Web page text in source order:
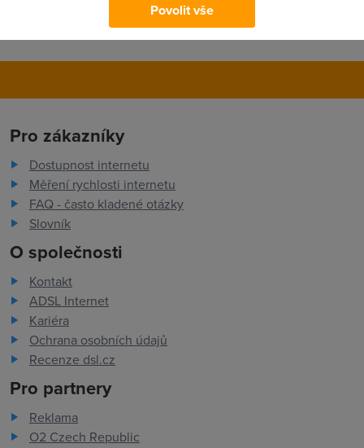
klienti 3G na nových sítích, samozřejmě to klesne.
Pro zákazníky
Dostupnost internetu
Měření rychlosti internetu
FAQ - často kladené otázky
Slovník
O společnosti
Kontakt
ADSL Internet
Kariéra
Ochrana osobních údajů
Recenze dsl.cz
Pro partnery
Reklama
O2 Czech Republic
Povolit vše